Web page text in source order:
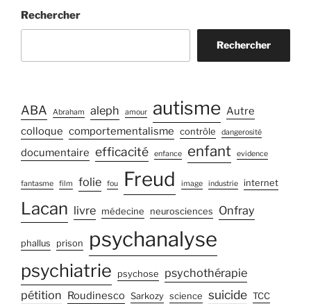
Rechercher
Rechercher
ABA Abraham aleph amour autisme Autre
colloque comportementalisme contrôle dangerosité
documentaire efficacité enfance enfant evidence
fantasme film folie fou Freud image industrie internet
Lacan livre médecine neurosciences Onfray
phallus prison psychanalyse
psychiatrie psychose
psychothérapie
pétition Roudinesco Sarkozy science suicide TCC